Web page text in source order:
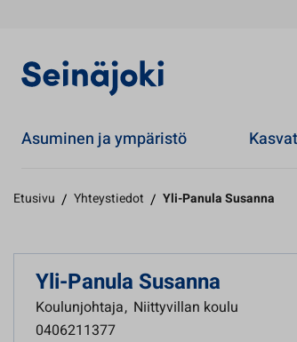
Asuminen ja ympäristö
Etusivu / Yhteystiedot / Yli-Panula Susanna
Yli-Panula Susanna
Koulunjohtaja, Niittyvillan koulu
0406211377